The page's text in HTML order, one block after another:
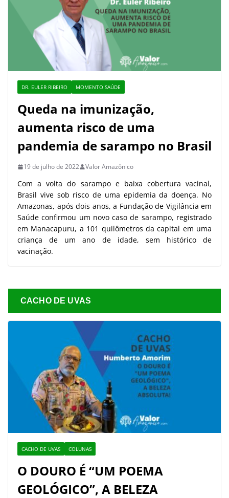
DR. EULER RIBEIRO MOMENTO SAÚDE
Queda na imunização,
aumenta risco de uma
pandemia de sarampo no Brasil
19 de julho de 2022 Valor Amazônico
Com a volta do sarampo e baixa cobertura vacinal,
Brasil vive sob risco de uma epidemia da doença. No
Amazonas, após dois anos, a Fundação de Vigilância em
Saúde confirmou um novo caso de sarampo, registrado
em Manacapuru, a 101 quilômetros da capital em uma
criança de um ano de idade, sem histórico de
vacinação.
CACHO DE UVAS
CACHO DE UVAS COLUNAS
O DOURO É “UM POEMA
GEOLÓGICO”, A BELEZA